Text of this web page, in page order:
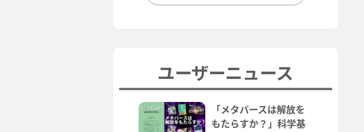
ユーザーニュース
「メタバースは解放を
もたらすか？」科学基